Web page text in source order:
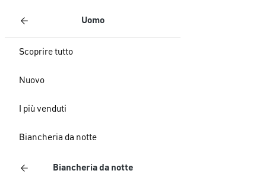
Uomo
Scoprire tutto
Nuovo
I più venduti
Biancheria da notte
Biancheria da notte